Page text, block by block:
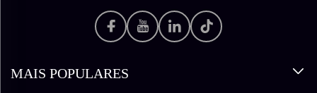
MAIS POPULARES